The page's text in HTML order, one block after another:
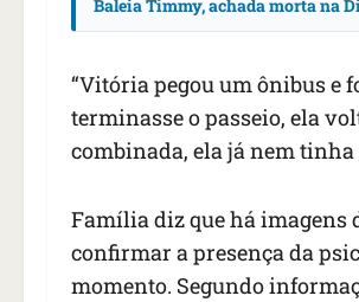
Baleia Timmy, achada morta na
“Vitória pegou um ônibus e
terminasse o passeio, ela
combinada, ela já nem
Família diz que há imagens
confirmar a presença da
momento. Segundo